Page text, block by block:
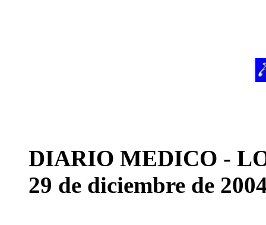
DIARIO MEDICO -
29 de diciembre de